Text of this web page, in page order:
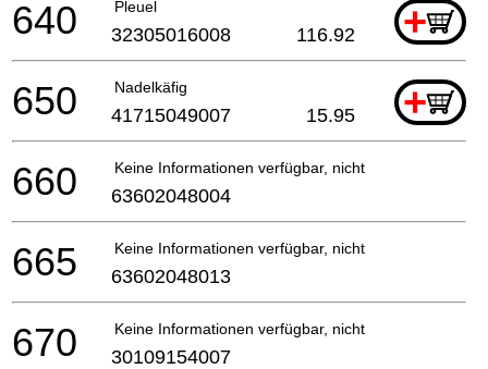
Pleuel +
640 32305016008 116.92
Nadelkäfig +
650 41715049007 15.95
Keine Informationen verfügbar, nicht bestellbar
660 63602048004
Keine Informationen verfügbar, nicht bestellbar
665 63602048013
Keine Informationen verfügbar, nicht bestellbar
670 30109154007